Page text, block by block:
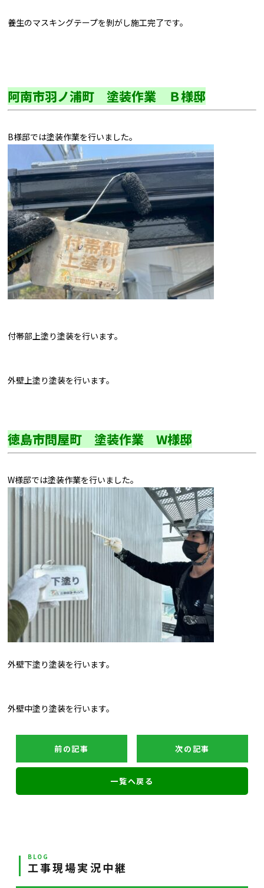
養生のマスキングテープを剝がし施工完了です。
阿南市羽ノ浦町 塗装作業 Ｂ様邸
B様邸では塗装作業を行いました。
付帯部上塗り塗装を行います。
外壁上塗り塗装を行います。
徳島市問屋町 塗装作業 W様邸
W様邸では塗装作業を行いました。
外壁下塗り塗装を行います。
外壁中塗り塗装を行います。
前の記事 次の記事
一覧へ戻る
BLOG
工事現場実況中継